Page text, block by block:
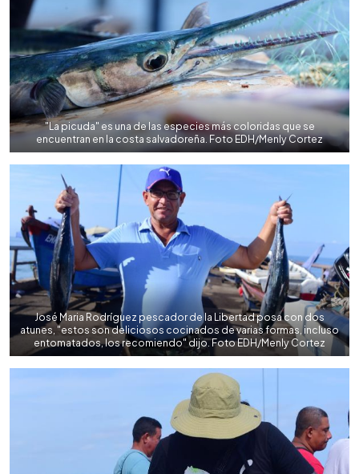
"La picuda" es una de las especies más coloridas que se
encuentran en la costa salvadoreña. Foto EDH/Menly Cortez
José Maria Rodríguez pescador de la Libertad posa con dos
atunes, "estos son deliciosos cocinados de varias formas, incluso
entomatados, los recomiendo" dijo. Foto EDH/Menly Cortez